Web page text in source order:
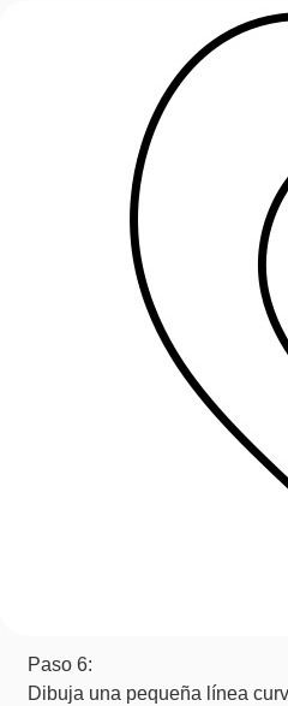
Paso 6:
Dibuja una pequeña línea